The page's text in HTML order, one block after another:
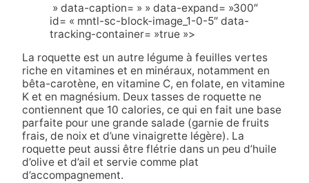
» data-caption= » » data-expand= »300″
id= « mntl-sc-block-image_1-0-5″ data-
tracking-container= »true »>
La roquette est un autre légume à feuilles vertes
riche en vitamines et en minéraux, notamment en
bêta-carotène, en vitamine C, en folate, en vitamine
K et en magnésium. Deux tasses de roquette ne
contiennent que 10 calories, ce qui en fait une base
parfaite pour une grande salade (garnie de fruits
frais, de noix et d’une vinaigrette légère). La
roquette peut aussi être flétrie dans un peu d’huile
d’olive et d’ail et servie comme plat
d’accompagnement.